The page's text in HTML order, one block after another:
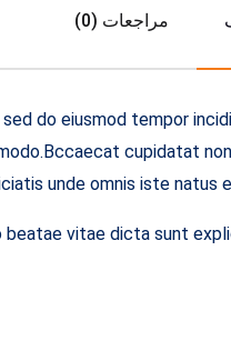
مراجعات (0)
do eiusmod tempor
cupidatat
unde omnis iste natus
vitae dicta sunt